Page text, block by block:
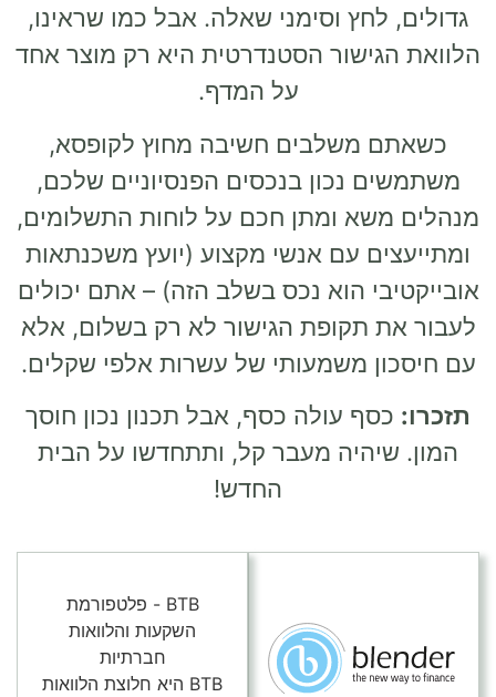
גדולים, לחץ וסימני שאלה. אבל כמו שראינו,
הלוואת הגישור הסטנדרטית היא רק מוצר אחד
על המדף.
כשאתם משלבים חשיבה מחוץ לקופסא,
משתמשים נכון בנכסים הפנסיוניים שלכם,
מנהלים משא ומתן חכם על לוחות התשלומים,
ומתייעצים עם אנשי מקצוע (יועץ משכנתאות
אובייקטיבי הוא נכס בשלב הזה) – אתם יכולים
לעבור את תקופת הגישור לא רק בשלום, אלא
עם חיסכון משמעותי של עשרות אלפי שקלים.
תזכרו: כסף עולה כסף, אבל תכנון נכון חוסך
המון. שיהיה מעבר קל, ותתחדשו על הבית
החדש!
BTB - פלטפורמת
השקעות והלוואות
חברתיות
BTB היא חלוצת הלוואות